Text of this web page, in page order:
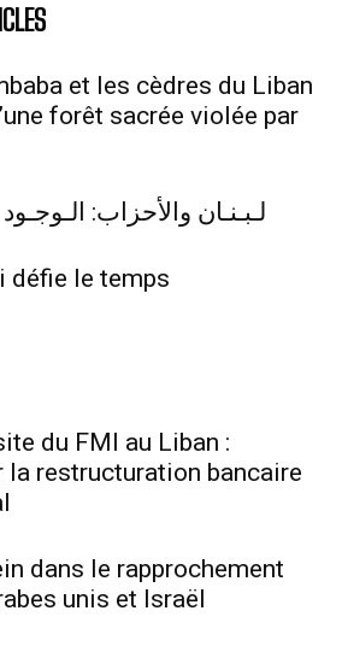
et les cèdres du Liban
forêt sacrée violée par
لـبـنـان والأحزاب:
défie le temps
du FMI au Liban :
restructuration bancaire
dans le rapprochement
unis et Israël